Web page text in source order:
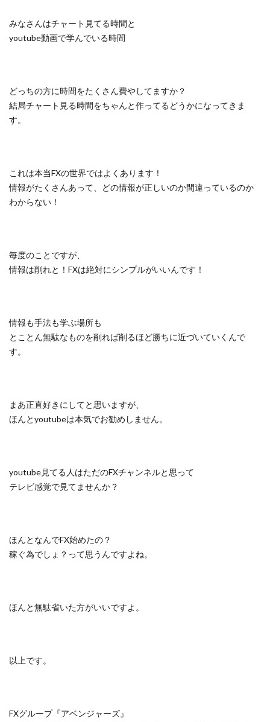
みなさんはチャート見てる時間と
youtube動画で学んでいる時間
どっちの方に時間をたくさん費やしてますか？
結局チャート見る時間をちゃんと作ってるどうかになってきま
す。
これは本当FXの世界ではよくあります！
情報がたくさんあって、どの情報が正しいのか間違っているのか
わからない！
毎度のことですが、
情報は削れと！FXは絶対にシンプルがいいんです！
情報も手法も学ぶ場所も
とことん無駄なものを削れば削るほど勝ちに近づいていくんで
す。
まあ正直好きにしてと思いますが、
ほんとyoutubeは本気でお勧めしません。
youtube見てる人はただのFXチャンネルと思って
テレビ感覚で見てませんか？
ほんとなんでFX始めたの？
稼ぐ為でしょ？って思うんですよね。
ほんと無駄省いた方がいいですよ。
以上です。
FXグループ『アベンジャーズ』